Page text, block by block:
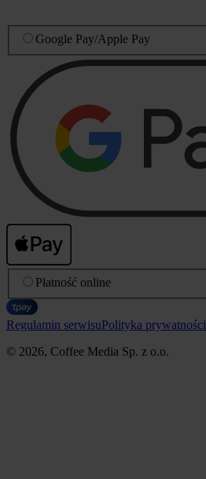
Google Pay/Apple Pay
Płatność online
Regulamin serwisuPolityka prywatności
© 2026, Coffee Media Sp. z o.o.